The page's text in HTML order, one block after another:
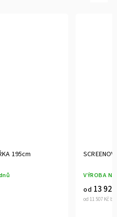
185cm
VÝROBA
od 12 202
od14